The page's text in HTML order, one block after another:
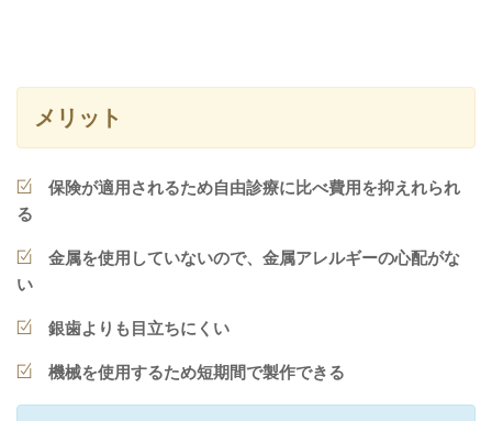
メリット
保険が適用されるため自由診療に比べ費用を抑えれられ
る
金属を使用していないので、金属アレルギーの心配がな
い
銀歯よりも目立ちにくい
機械を使用するため短期間で製作できる